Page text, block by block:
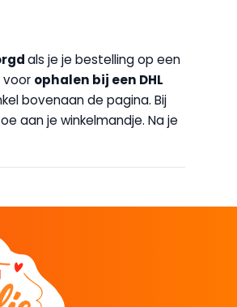
als je je bestelling op een
voor ophalen bij een DHL
bovenaan de pagina. Bij
aan je winkelmandje. Na je